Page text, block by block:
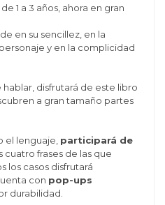
1 a 3 años, ahora en gran
en su sencillez, en la
y en la complicidad
hablar, disfrutará de este libro
a gran tamaño partes
el lenguaje, participará de
cuatro frases de las que
los casos disfrutará
con pop-ups
durabilidad.